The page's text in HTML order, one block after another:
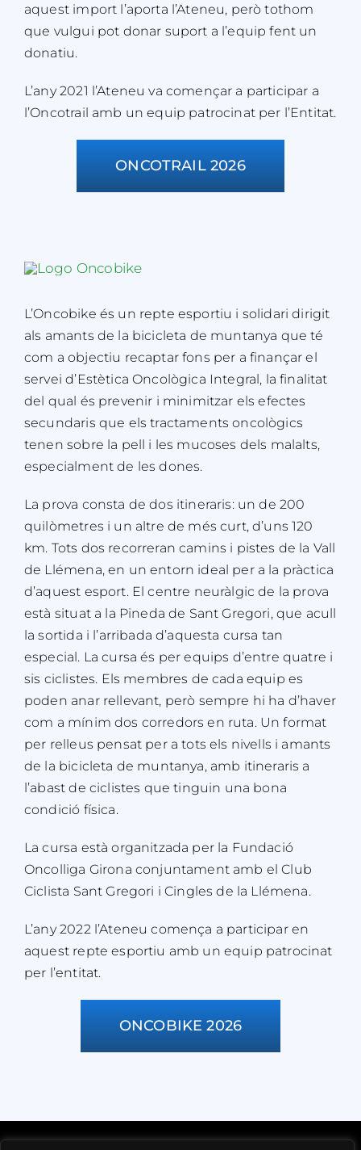
aquest import l’aporta l’Ateneu, però tothom
que vulgui pot donar suport a l’equip fent un
donatiu.
L’any 2021 l’Ateneu va començar a participar a
l’Oncotrail amb un equip patrocinat per l’Entitat.
ONCOTRAIL 2026
L’Oncobike és un repte esportiu i solidari dirigit
als amants de la bicicleta de muntanya que té
com a objectiu recaptar fons per a finançar el
servei d’Estètica Oncològica Integral, la finalitat
del qual és prevenir i minimitzar els efectes
secundaris que els tractaments oncològics
tenen sobre la pell i les mucoses dels malalts,
especialment de les dones.
La prova consta de dos itineraris: un de 200
quilòmetres i un altre de més curt, d’uns 120
km. Tots dos recorreran camins i pistes de la Vall
de Llémena, en un entorn ideal per a la pràctica
d’aquest esport. El centre neuràlgic de la prova
està situat a la Pineda de Sant Gregori, que acull
la sortida i l’arribada d’aquesta cursa tan
especial. La cursa és per equips d’entre quatre i
sis ciclistes. Els membres de cada equip es
poden anar rellevant, però sempre hi ha d’haver
com a mínim dos corredors en ruta. Un format
per relleus pensat per a tots els nivells i amants
de la bicicleta de muntanya, amb itineraris a
l’abast de ciclistes que tinguin una bona
condició física.
La cursa està organitzada per la Fundació
Oncolliga Girona conjuntament amb el Club
Ciclista Sant Gregori i Cingles de la Llémena.
L’any 2022 l’Ateneu comença a participar en
aquest repte esportiu amb un equip patrocinat
per l’entitat.
ONCOBIKE 2026